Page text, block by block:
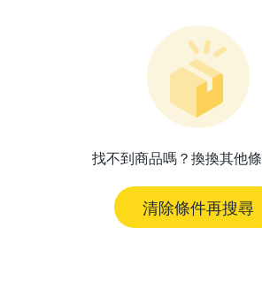
找不到商品嗎？換換其他條
清除條件再搜尋